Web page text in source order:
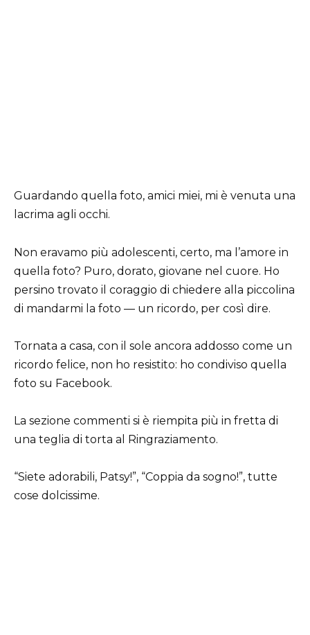
Guardando quella foto, amici miei, mi è venuta una
lacrima agli occhi.
Non eravamo più adolescenti, certo, ma l’amore in
quella foto? Puro, dorato, giovane nel cuore. Ho
persino trovato il coraggio di chiedere alla piccolina
di mandarmi la foto — un ricordo, per così dire.
Tornata a casa, con il sole ancora addosso come un
ricordo felice, non ho resistito: ho condiviso quella
foto su Facebook.
La sezione commenti si è riempita più in fretta di
una teglia di torta al Ringraziamento.
“Siete adorabili, Patsy!”, “Coppia da sogno!”, tutte
cose dolcissime.